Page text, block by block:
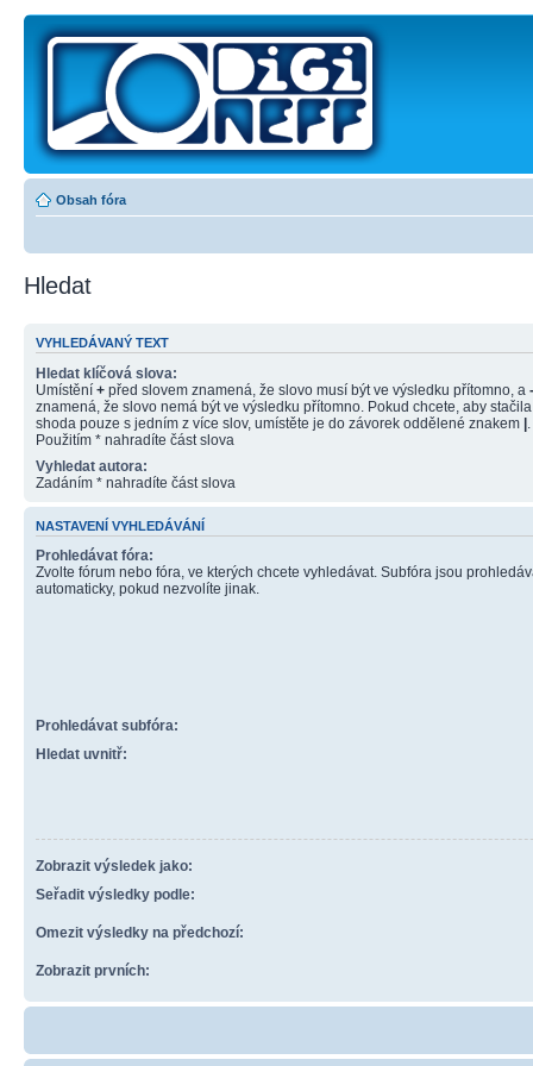
Obsah fóra
Hledat
VYHLEDÁVANÝ TEXT
Hledat klíčová slova:
Umístění + před slovem znamená, že slovo musí být ve výsledku přítomno, a -
znamená, že slovo nemá být ve výsledku přítomno. Pokud chcete, aby stačila
shoda pouze s jedním z více slov, umístěte je do závorek oddělené znakem |
Použitím * nahradíte část slova
Vyhledat autora:
Zadáním * nahradíte část slova
NASTAVENÍ VYHLEDÁVÁNÍ
Prohledávat fóra:
Zvolte fórum nebo fóra, ve kterých chcete vyhledávat. Subfóra jsou
automaticky, pokud nezvolíte jinak.
Prohledávat subfóra:
Hledat uvnitř:
Zobrazit výsledek jako:
Seřadit výsledky podle:
Omezit výsledky na předchozí:
Zobrazit prvních: